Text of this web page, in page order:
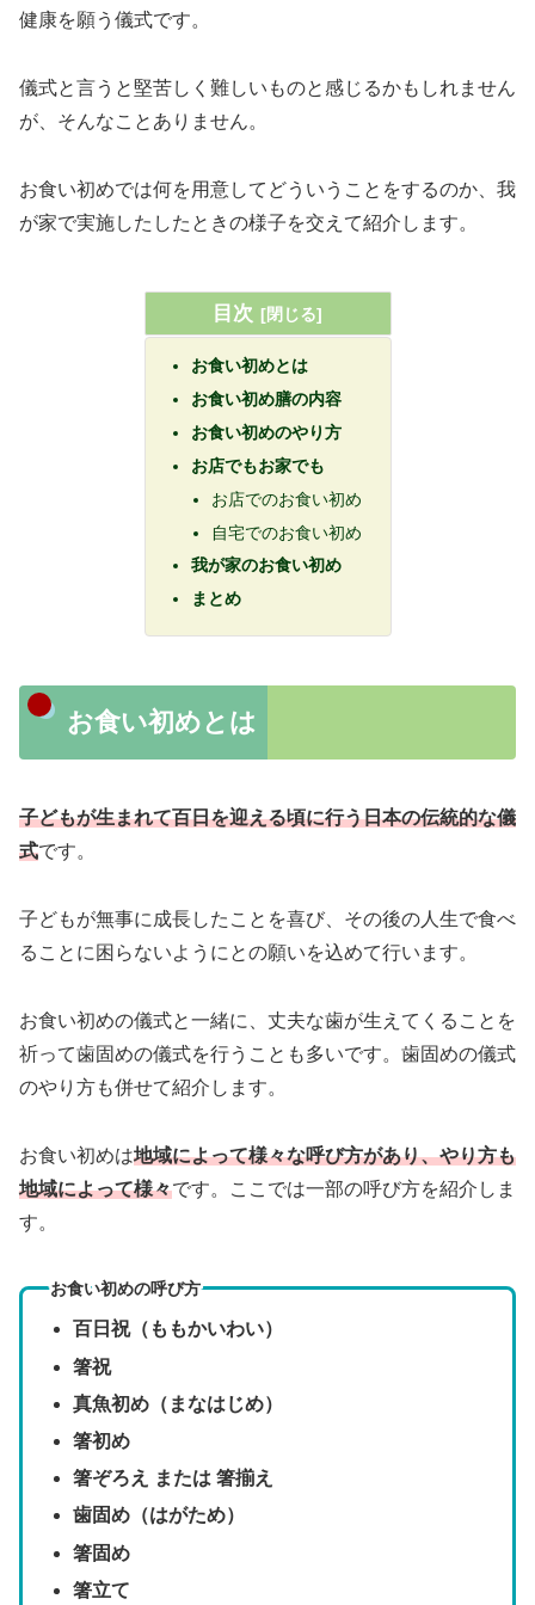
健康を願う儀式です。
儀式と言うと堅苦しく難しいものと感じるかもしれません
が、そんなことありません。
お食い初めでは何を用意してどういうことをするのか、我
が家で実施したしたときの様子を交えて紹介します。
目次
お食い初めとは
お食い初め膳の内容
お食い初めのやり方
お店でもお家でも
お店でのお食い初め
自宅でのお食い初め
我が家のお食い初め
まとめ
お食い初めとは
子どもが生まれて百日を迎える頃に行う日本の伝統的な儀
式です。
子どもが無事に成長したことを喜び、その後の人生で食べ
ることに困らないようにとの願いを込めて行います。
お食い初めの儀式と一緒に、丈夫な歯が生えてくることを
祈って歯固めの儀式を行うことも多いです。歯固めの儀式
のやり方も併せて紹介します。
お食い初めは地域によって様々な呼び方があり、やり方も
地域によって様々です。ここでは一部の呼び方を紹介しま
す。
お食い初めの呼び方
百日祝（ももかいわい）
箸祝
真魚初め（まなはじめ）
箸初め
箸ぞろえ または 箸揃え
歯固め（はがため）
箸固め
箸立て